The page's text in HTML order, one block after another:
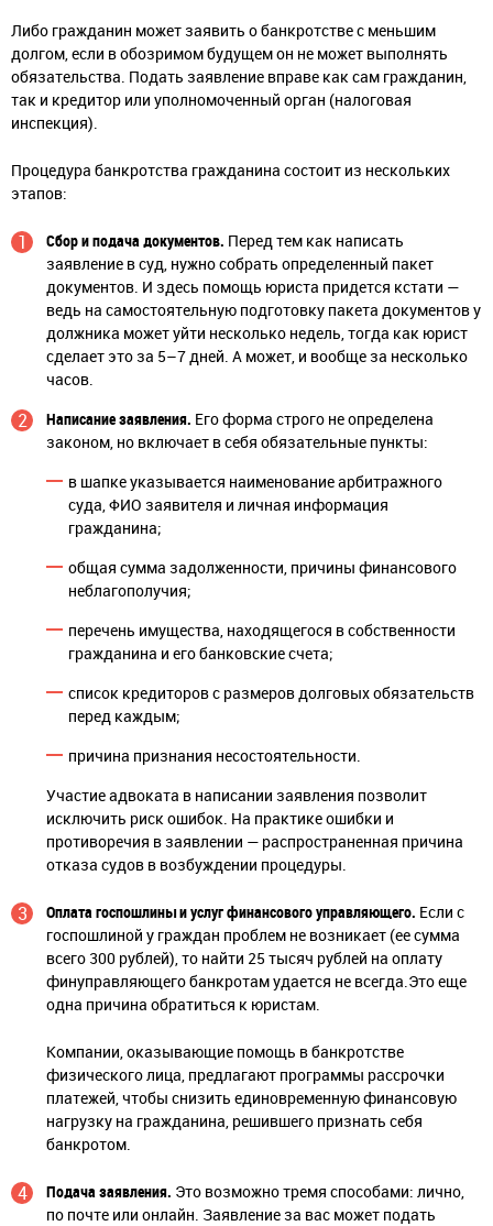
Либо гражданин может заявить о банкротстве с меньшим
долгом, если в обозримом будущем он не может выполнять
обязательства. Подать заявление вправе как сам гражданин,
так и кредитор или уполномоченный орган (налоговая
инспекция).
Процедура банкротства гражданина состоит из нескольких
этапов:
Сбор и подача документов. Перед тем как написать
заявление в суд, нужно собрать определенный пакет
документов. И здесь помощь юриста придется кстати —
ведь на самостоятельную подготовку пакета документов у
должника может уйти несколько недель, тогда как юрист
сделает это за 5–7 дней. А может, и вообще за несколько
часов.
Написание заявления. Его форма строго не определена
законом, но включает в себя обязательные пункты:
в шапке указывается наименование арбитражного
суда, ФИО заявителя и личная информация
гражданина;
общая сумма задолженности, причины финансового
неблагополучия;
перечень имущества, находящегося в собственности
гражданина и его банковские счета;
список кредиторов с размеров долговых обязательств
перед каждым;
причина признания несостоятельности.
Участие адвоката в написании заявления позволит
исключить риск ошибок. На практике ошибки и
противоречия в заявлении — распространенная причина
отказа судов в возбуждении процедуры.
Оплата госпошлины и услуг финансового управляющего. Если с
госпошлиной у граждан проблем не возникает (ее сумма
всего 300 рублей), то найти 25 тысяч рублей на оплату
финуправляющего банкротам удается не всегда.Это еще
одна причина обратиться к юристам.
Компании, оказывающие помощь в банкротстве
физического лица, предлагают программы рассрочки
платежей, чтобы снизить единовременную финансовую
нагрузку на гражданина, решившего признать себя
банкротом.
Подача заявления. Это возможно тремя способами: лично,
по почте или онлайн. Заявление за вас может подать